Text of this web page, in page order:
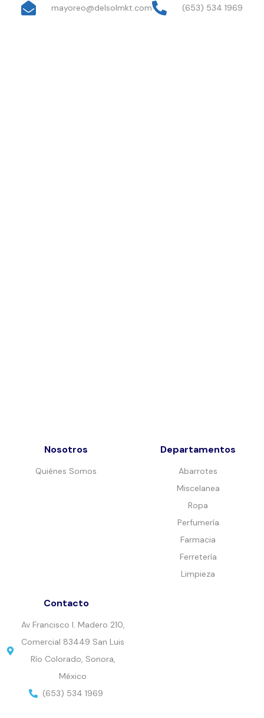
mayoreo@delsolmkt.com
(653) 534 1969
Nosotros
Quiénes Somos
Departamentos
Abarrotes
Miscelanea
Ropa
Perfumería
Farmacia
Ferretería
Limpieza
Contacto
Av Francisco I. Madero 210,
Comercial 83449 San Luis
Río Colorado, Sonora,
México
(653) 534 1969